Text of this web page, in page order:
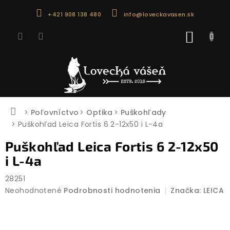
+421 908 138 480 info@loveckavasen.sk
Domov
Poľovníctvo Optika
Puškohľady
Puškohľad Leica Fortis 6 2-12x50 i L-4a
Puškohľad Leica Fortis 6 2-12x50
i L-4a
28251
Priemerné
Neohodnotené Podrobnosti hodnotenia Značka: LEICA